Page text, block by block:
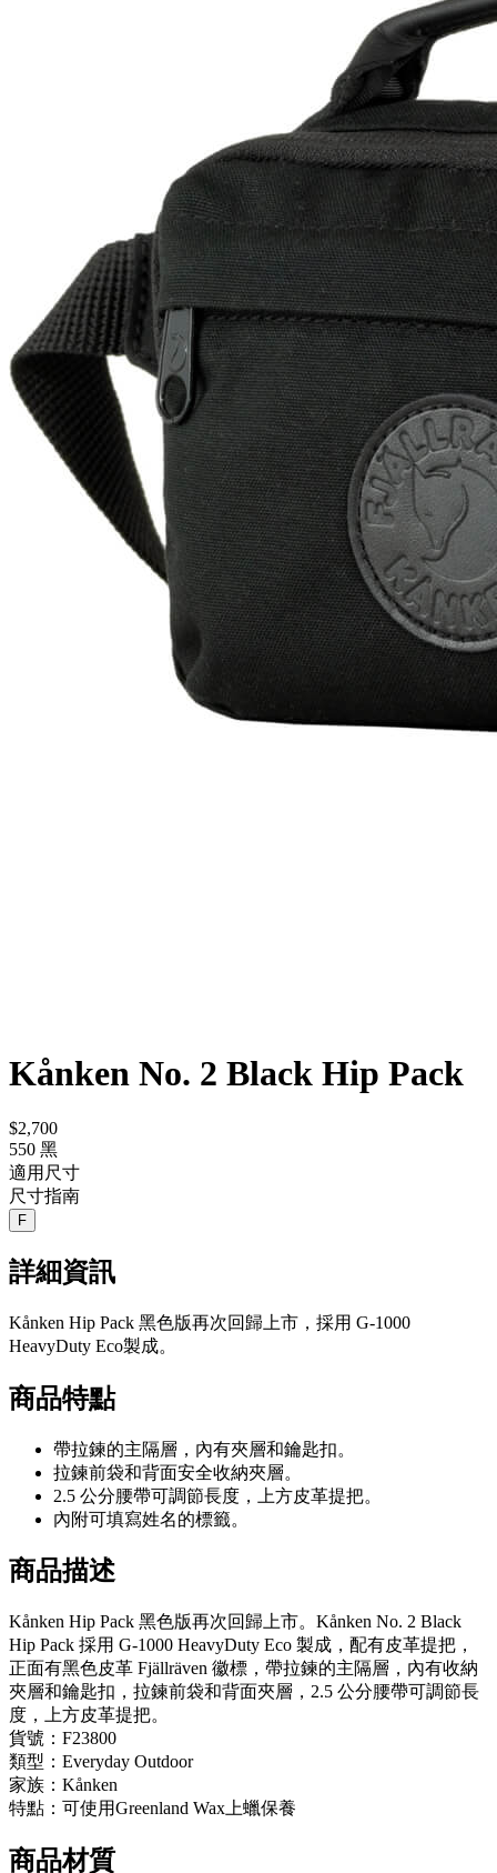
Kånken No. 2 Black Hip Pack
$2,700
550 黑
適用尺寸
尺寸指南
F
詳細資訊
Kånken Hip Pack 黑色版再次回歸上市，採用 G-1000
HeavyDuty Eco製成。
商品特點
帶拉鍊的主隔層，內有夾層和鑰匙扣。
拉鍊前袋和背面安全收納夾層。
2.5 公分腰帶可調節長度，上方皮革提把。
內附可填寫姓名的標籤。
商品描述
Kånken Hip Pack 黑色版再次回歸上市。Kånken No. 2 Black
Hip Pack 採用 G-1000 HeavyDuty Eco 製成，配有皮革提把，
正面有黑色皮革 Fjällräven 徽標，帶拉鍊的主隔層，內有收納
夾層和鑰匙扣，拉鍊前袋和背面夾層，2.5 公分腰帶可調節長
度，上方皮革提把。
貨號：F23800
類型：Everyday Outdoor
家族：Kånken
特點：可使用Greenland Wax上蠟保養
商品材質